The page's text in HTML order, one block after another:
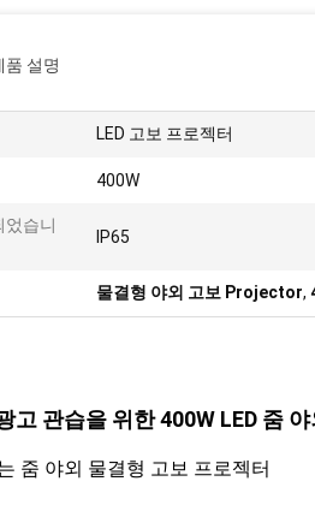
품 설명
LED 고보 프로젝터
400W
었습니
IP65
물결형 야외 고보 Projector,
고 관습을 위한 400W LED 줌
줌 야외 물결형 고보 프로젝터